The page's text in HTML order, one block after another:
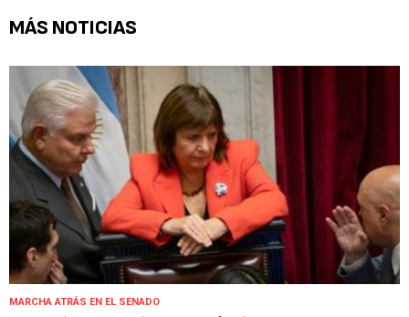
MÁS NOTICIAS
MARCHA ATRÁS EN EL SENADO